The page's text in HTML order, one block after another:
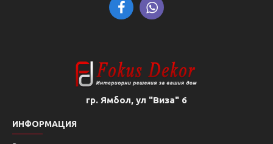
гр. Ямбол, ул "Виза" 6
ИНФОРМАЦИЯ